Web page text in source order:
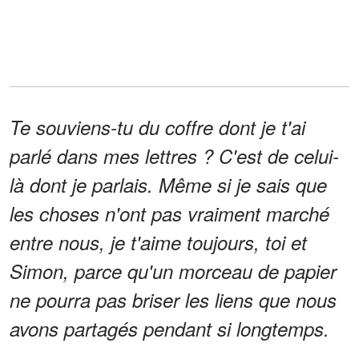
Te souviens-tu du coffre dont je t'ai
parlé dans mes lettres ? C'est de celui-
là dont je parlais. Même si je sais que
les choses n'ont pas vraiment marché
entre nous, je t'aime toujours, toi et
Simon, parce qu'un morceau de papier
ne pourra pas briser les liens que nous
avons partagés pendant si longtemps.